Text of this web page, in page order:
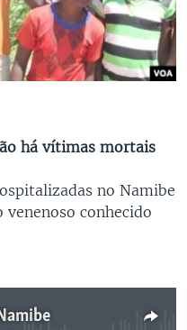
há vítimas mortais
no Namibe
conhecido